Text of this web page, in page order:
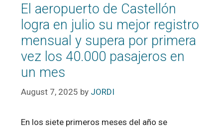
El aeropuerto de Castellón
logra en julio su mejor registro
mensual y supera por primera
vez los 40.000 pasajeros en
un mes
August 7, 2025 by JORDI
En los siete primeros meses del año se